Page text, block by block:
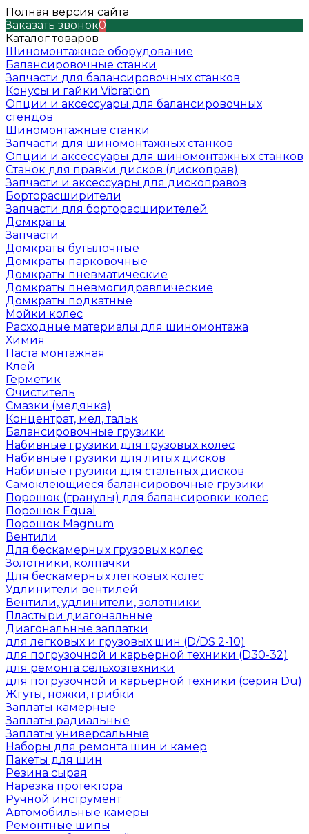
Полная версия сайта
Заказать звонок0
Каталог товаров
Шиномонтажное оборудование
Балансировочные станки
Запчасти для балансировочных станков
Конусы и гайки Vibration
Опции и аксессуары для балансировочных
стендов
Шиномонтажные станки
Запчасти для шиномонтажных станков
Опции и аксессуары для шиномонтажных станков
Станок для правки дисков (дископрав)
Запчасти и аксессуары для дископравов
Борторасширители
Запчасти для борторасширителей
Домкраты
Запчасти
Домкраты бутылочные
Домкраты парковочные
Домкраты пневматические
Домкраты пневмогидравлические
Домкраты подкатные
Мойки колес
Расходные материалы для шиномонтажа
Химия
Паста монтажная
Клей
Герметик
Очиститель
Смазки (медянка)
Концентрат, мел, тальк
Балансировочные грузики
Набивные грузики для грузовых колес
Набивные грузики для литых дисков
Набивные грузики для стальных дисков
Самоклеющиеся балансировочные грузики
Порошок (гранулы) для балансировки колес
Порошок Equal
Порошок Magnum
Вентили
Для бескамерных грузовых колес
Золотники, колпачки
Для бескамерных легковых колес
Удлинители вентилей
Вентили, удлинители, золотники
Пластыри диагональные
Диагональные заплатки
для легковых и грузовых шин (D/DS 2-10)
для погрузочной и карьерной техники (D30-32)
для ремонта сельхозтехники
для погрузочной и карьерной техники (серия Du)
Жгуты, ножки, грибки
Заплаты камерные
Заплаты радиальные
Заплаты универсальные
Наборы для ремонта шин и камер
Пакеты для шин
Резина сырая
Нарезка протектора
Ручной инструмент
Автомобильные камеры
Ремонтные шипы